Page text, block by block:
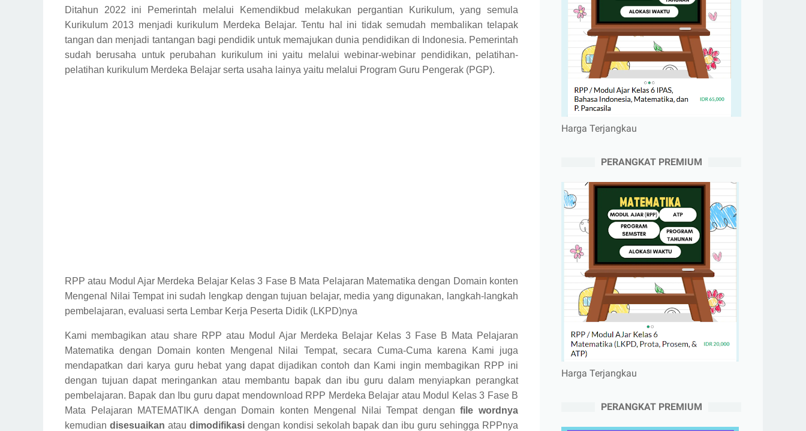
Ditahun 2022 ini Pemerintah melalui Kemendikbud melakukan pergantian Kurikulum, yang semula
Kurikulum 2013 menjadi kurikulum Merdeka Belajar. Tentu hal ini tidak semudah membalikan telapak
tangan dan menjadi tantangan bagi pendidik untuk memajukan dunia pendidikan di Indonesia. Pemerintah
sudah berusaha untuk perubahan kurikulum ini yaitu melalui webinar-webinar pendidikan, pelatihan-
pelatihan kurikulum Merdeka Belajar serta usaha lainya yaitu melalui Program Guru Pengerak (PGP).
RPP atau Modul Ajar Merdeka Belajar Kelas 3 Fase B Mata Pelajaran Matematika dengan Domain konten
Mengenal Nilai Tempat ini sudah lengkap dengan tujuan belajar, media yang digunakan, langkah-langkah
pembelajaran, evaluasi serta Lembar Kerja Peserta Didik (LKPD)nya
Kami membagikan atau share RPP atau Modul Ajar Merdeka Belajar Kelas 3 Fase B Mata Pelajaran
Matematika dengan Domain konten Mengenal Nilai Tempat, secara Cuma-Cuma karena Kami juga
mendapatkan dari karya guru hebat yang dapat dijadikan contoh dan Kami ingin membagikan RPP ini
dengan tujuan dapat meringankan atau membantu bapak dan ibu guru dalam menyiapkan perangkat
pembelajaran. Bapak dan Ibu guru dapat mendownload RPP Merdeka Belajar atau Modul Kelas 3 Fase B
Mata Pelajaran MATEMATIKA dengan Domain konten Mengenal Nilai Tempat denganfile wordnya
kemudian disesuaikan atau dimodifikasidengan kondisi sekolah bapak dan ibu guru sehingga RPPnya
Harga Terjangkau
PERANGKAT PREMIUM
Harga Terjangkau
PERANGKAT PREMIUM